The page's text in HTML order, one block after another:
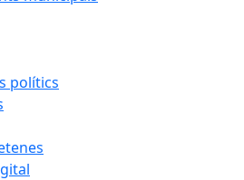
polítics